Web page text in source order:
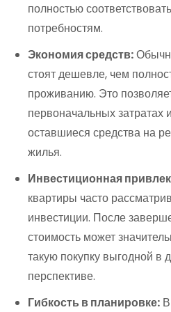
полностью
потребностям.
Экономия средств:
стоят дешевле, чем
проживанию. Это
первоначальных затратах
оставшиеся средства на
жилья.
Инвестиционная
квартиры часто
инвестиции. После
стоимость может
такую покупку выгодной в
перспективе.
Гибкость в планировке: